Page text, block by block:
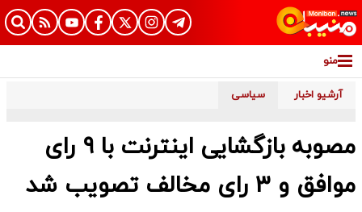
منو
آرشیو اخبار سیاسی
مصوبه بازگشایی اینترنت با ۹ رای
موافق و ۳ رای مخالف تصویب شد